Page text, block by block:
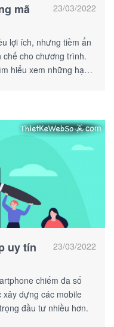
23/03/2022
mã
lợi ích, nhưng tiềm ẩn
chế cho chương trình.
hiểu xem những hạn
23/03/2022
uy tín
chiếm đa số
dựng các mobile
đầu tư nhiều hơn.